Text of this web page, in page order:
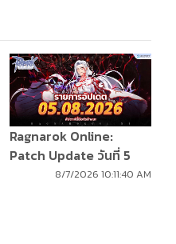
Ragnarok Online:
Patch Update วันที่ 5
สิงหาคม 25698/7/2026 10:11:40 AM